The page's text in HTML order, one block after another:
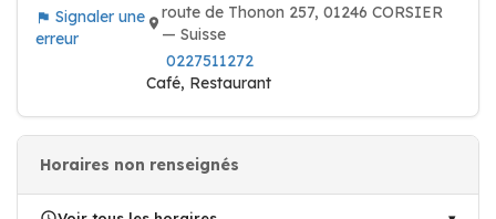
Signaler une
erreur
route de Thonon 257, 01246 CORSIER
— Suisse
0227511272
Café, Restaurant
Horaires non renseignés